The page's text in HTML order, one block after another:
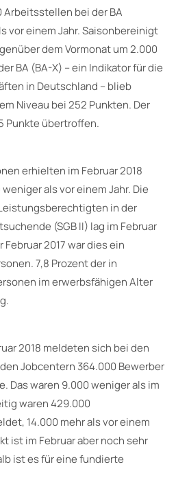
Arbeitsstellen bei der BA
vor einem Jahr. Saisonbereinigt
dem Vormonat um 2.000
BA (BA-X) – ein Indikator für die
in Deutschland – blieb
Niveau bei 252 Punkten. Der
Punkte übertroffen.
erhielten im Februar 2018
als vor einem Jahr. Die
in der
(SGB II) lag im Februar
2017 war dies ein
7,8 Prozent der in
im erwerbsfähigen Alter
2018 meldeten sich bei den
Jobcentern 364.000 Bewerber
Das waren 9.000 weniger als im
waren 429.000
14.000 mehr als vor einem
ist im Februar aber noch sehr
ist es für eine fundierte